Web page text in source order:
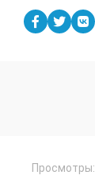
Просмотры: